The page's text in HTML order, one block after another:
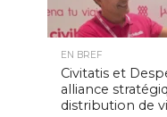
EN BREF
Civitatis et
alliance
distribution de